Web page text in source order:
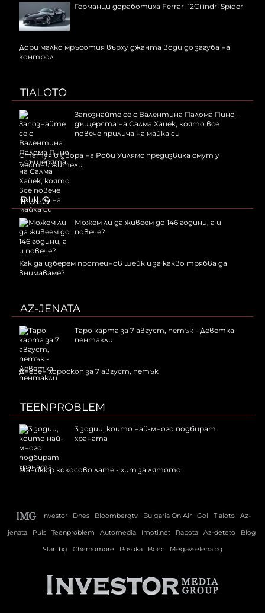
Германци доработиха Ferrari 12Cilindri Spider
Дори малко мръсотия върху джанта води до загуба на
контрол
TIALOTO
Запознайте се с Валентина Палома Пино –
дъщерята на Салма Хайек, която все
повече прилича на майка си
Статуя в двора на Роби Уилямс предизвика смут у
местни жители
PULS
Можем ли да живеем до 146 години, а и
повече?
Как да изберем протеинов шейк и за какво трябва да
внимаваме?
AZ-JENATA
Таро карта за 7 август, петък - Деветка
пентакли
Дневен хороскоп за 7 август, петък
TEENPROBLEM
3 зодии, които най-много подбират
храната
Маникюр кокосово лате - хит за лятото
Investor Dnes Bloombergtv Bulgaria On Air Gol Tialoto
Az-
jenata
Puls Teenproblem Automedia Imoti.net Rabota Az-deteto
Blog
Start.bg
Chernomore Posoka Boec Megavselena.bg